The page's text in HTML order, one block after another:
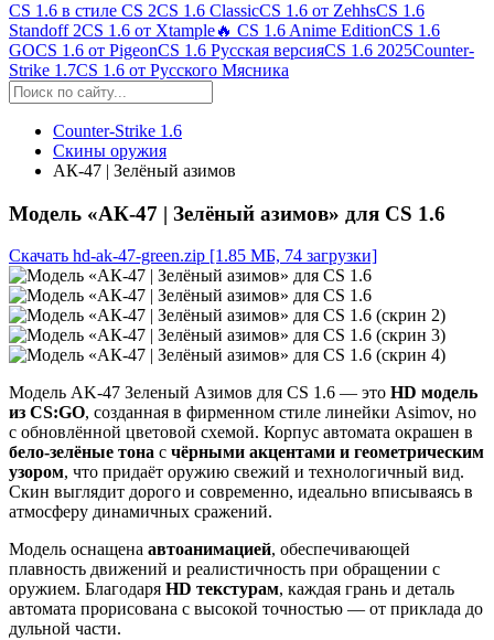
CS 1.6 в стиле CS 2CS 1.6 ClassicCS 1.6 от ZehhsCS 1.6
Standoff 2CS 1.6 от Xtample🔥 CS 1.6 Anime EditionCS 1.6
GOCS 1.6 от PigeonCS 1.6 Русская версияCS 1.6 2025Counter-
Strike 1.7CS 1.6 от Русского Мясника
Counter-Strike 1.6
Скины оружия
АК-47 | Зелёный азимов
Модель «АК-47 | Зелёный азимов» для CS 1.6
Скачать hd-ak-47-green.zip [1.85 МБ, 74 загрузки]
Модель AK-47 Зеленый Азимов для CS 1.6 — это HD модель
из CS:GO, созданная в фирменном стиле линейки Asimov, но
с обновлённой цветовой схемой. Корпус автомата окрашен в
бело-зелёные тона с чёрными акцентами и геометрическим
узором, что придаёт оружию свежий и технологичный вид.
Скин выглядит дорого и современно, идеально вписываясь в
атмосферу динамичных сражений.
Модель оснащена автоанимацией, обеспечивающей
плавность движений и реалистичность при обращении с
оружием. Благодаря HD текстурам, каждая грань и деталь
автомата прорисована с высокой точностью — от приклада до
дульной части.